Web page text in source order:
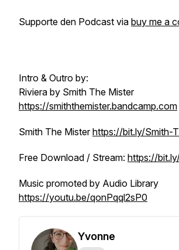
Supporte den Podcast via buy me a
Intro & Outro by:
Riviera by Smith The Mister
https://smiththemister.bandcamp.com
Smith The Misterhttps://bit.ly/Smith-
Free Download / Stream: https://
Music promoted by Audio Library
https://youtu.be/qonPqql2sP0
Yvonne